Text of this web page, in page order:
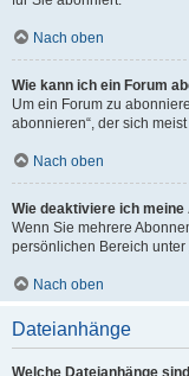
Nach oben
Wie kann ich ein Forum
Um ein Forum zu
abonnieren“, der sich
Nach oben
Wie deaktiviere ich
Wenn Sie mehrere
persönlichen Bereich unter
Nach oben
Dateianhänge
Welche Dateianhänge